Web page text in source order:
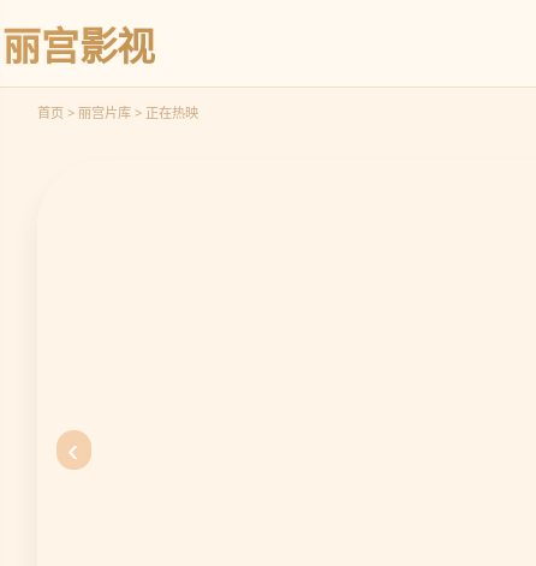
丽宫影视
首页 > 丽宫片库 > 正在热映
立
即
观
看
‹